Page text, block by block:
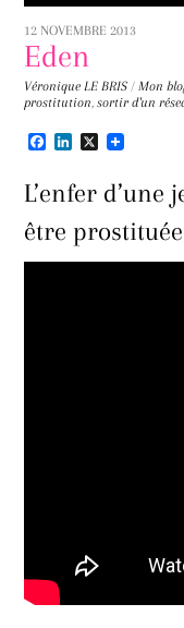
12 NOVEMBRE 2013
Eden
Véronique LE BRIS / Mon
prostitution,sortir d'un
F
e
b
o
o
k
L
k
e
d
I
n
X
L’enfer
être